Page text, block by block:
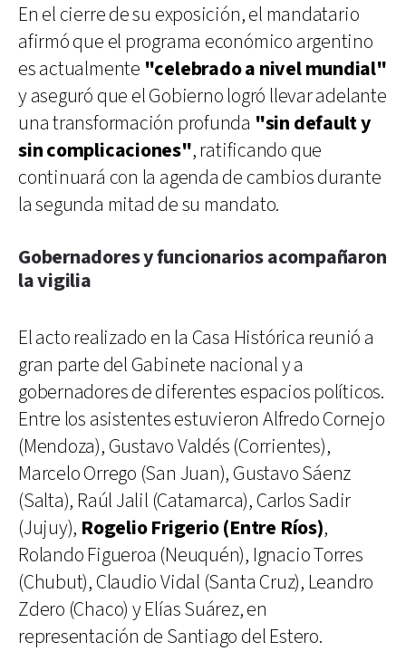
En el cierre de su exposición, el mandatario
afirmó que el programa económico argentino
es actualmente "celebrado a nivel mundial"
y aseguró que el Gobierno logró llevar adelante
una transformación profunda "sin default y
sin complicaciones", ratificando que
continuará con la agenda de cambios durante
la segunda mitad de su mandato.
Gobernadores y funcionarios acompañaron
la vigilia
El acto realizado en la Casa Histórica reunió a
gran parte del Gabinete nacional y a
gobernadores de diferentes espacios políticos.
Entre los asistentes estuvieron Alfredo Cornejo
(Mendoza), Gustavo Valdés (Corrientes),
Marcelo Orrego (San Juan), Gustavo Sáenz
(Salta), Raúl Jalil (Catamarca), Carlos Sadir
(Jujuy), Rogelio Frigerio (Entre Ríos),
Rolando Figueroa (Neuquén), Ignacio Torres
(Chubut), Claudio Vidal (Santa Cruz), Leandro
Zdero (Chaco) y Elías Suárez, en
representación de Santiago del Estero.